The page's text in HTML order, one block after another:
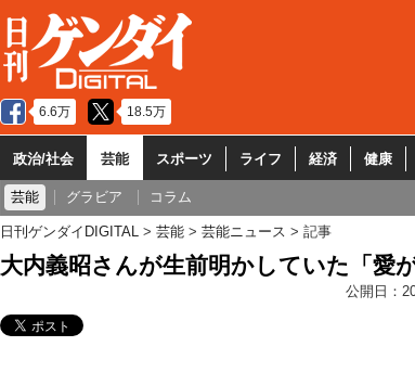
6.6万 18.5万
政治/社会 芸能 スポーツ ライフ 経済 健康
芸能 グラビア コラム
日刊ゲンダイDIGITAL 芸能 芸能ニュース 記事
大内義昭さんが生前明かしていた「愛
公開日：